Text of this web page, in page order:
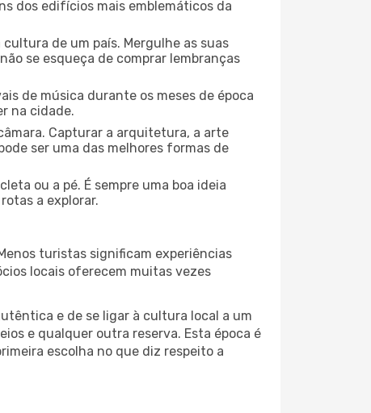
dos edifícios mais emblemáticos da
de um país. Mergulhe as suas
se esqueça de comprar lembranças
de música durante os meses de época
na cidade.
Capturar a arquitetura, a arte
ser uma das melhores formas de
ou a pé. É sempre uma boa ideia
a explorar.
turistas significam experiências
locais oferecem muitas vezes
e de se ligar à cultura local a um
e qualquer outra reserva. Esta época é
escolha no que diz respeito a